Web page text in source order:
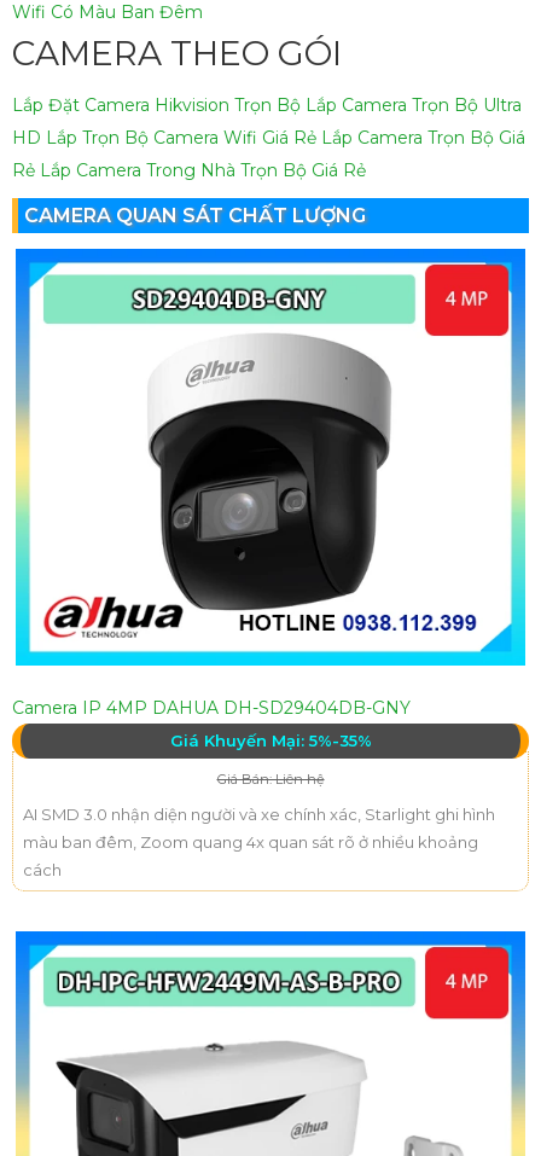
Wifi Có Màu Ban Đêm
CAMERA THEO GÓI
Lắp Đặt Camera Hikvision Trọn Bộ Lắp Camera Trọn Bộ Ultra
HD Lắp Trọn Bộ Camera Wifi Giá Rẻ Lắp Camera Trọn Bộ Giá
Rẻ Lắp Camera Trong Nhà Trọn Bộ Giá Rẻ
CAMERA QUAN SÁT CHẤT LƯỢNG
Camera IP 4MP DAHUA DH-SD29404DB-GNY
Giá Khuyến Mại: 5%-35%
Giá Bán: Liên hệ
AI SMD 3.0 nhận diện người và xe chính xác, Starlight ghi hình
màu ban đêm, Zoom quang 4x quan sát rõ ở nhiều khoảng
cách